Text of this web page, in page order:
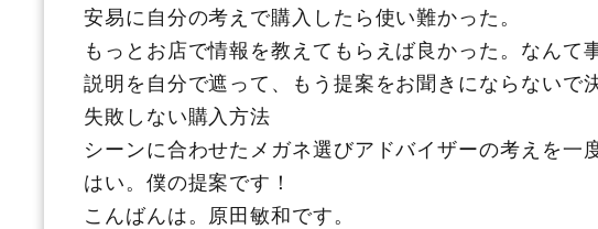
安易に自分の考えで購入したら使い難かった。
もっとお店で情報を教えてもらえば良かった。なんて
説明を自分で遮って、もう提案をお聞きにならないで
失敗しない購入方法
シーンに合わせたメガネ選びアドバイザーの考えを一
はい。僕の提案です！
こんばんは。原田敏和です。